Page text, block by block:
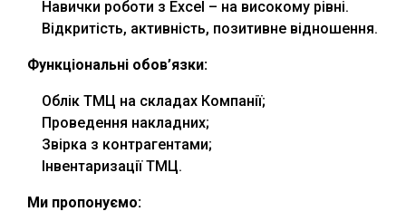
Навички роботи з Excel – на високому рівні.
Відкритість, активність, позитивне відношення.
Функціональні обов’язки:
Облік ТМЦ на складах Компанії;
Проведення накладних;
Звірка з контрагентами;
Інвентаризації ТМЦ.
Ми пропонуємо: